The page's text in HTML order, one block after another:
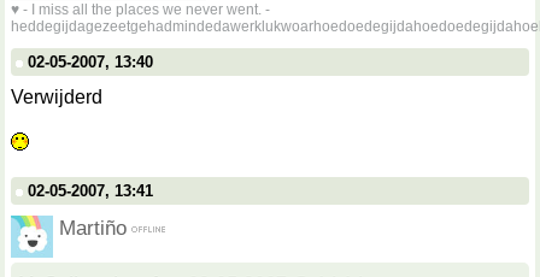
♥ - I miss all the places we never went. -
02-05-2007, 13:40
Verwijderd
02-05-2007, 13:41
Martiño